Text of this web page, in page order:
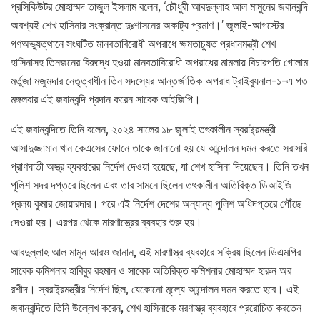
প্রসিকিউটর মোহাম্মদ তাজুল ইসলাম বলেন, ‘চৌধুরী আবদুল্লাহ আল মামুনের জবানবন্দি
অবশ্যই শেখ হাসিনার সংক্রান্ত দুঃশাসনের অকাট্য প্রমাণ।’ জুলাই-আগস্টের
গণঅভ্যুত্থানে সংঘটিত মানবতাবিরোধী অপরাধে ক্ষমতাচ্যুত প্রধানমন্ত্রী শেখ
হাসিনাসহ তিনজনের বিরুদ্ধে হওয়া মানবতাবিরোধী অপরাধের মামলায় বিচারপতি গোলাম
মর্তুজা মজুমদার নেতৃত্বাধীন তিন সদস্যের আন্তর্জাতিক অপরাধ ট্রাইব্যুনাল-১-এ গত
মঙ্গলবার এই জবানবন্দি প্রদান করেন সাবেক আইজিপি।
এই জবানবন্দিতে তিনি বলেন, ২০২৪ সালের ১৮ জুলাই তৎকালীন স্বরাষ্ট্রমন্ত্রী
আসাদুজ্জামান খান কেএসের ফোনে তাকে জানানো হয় যে আন্দোলন দমন করতে সরাসরি
প্রাণঘাতী অস্ত্র ব্যবহারের নির্দেশ দেওয়া হয়েছে, যা শেখ হাসিনা দিয়েছেন। তিনি তখন
পুলিশ সদর দপ্তরে ছিলেন এবং তার সামনে ছিলেন তৎকালীন অতিরিক্ত ডিআইজি
প্রলয় কুমার জোয়ারদার। পরে এই নির্দেশ দেশের অন্যান্য পুলিশ অধিদপ্তরে পৌঁছে
দেওয়া হয়। এরপর থেকে মারণাস্ত্রের ব্যবহার শুরু হয়।
আবদুল্লাহ আল মামুন আরও জানান, এই মারণাস্ত্র ব্যবহারে সক্রিয় ছিলেন ডিএমপির
সাবেক কমিশনার হাবিবুর রহমান ও সাবেক অতিরিক্ত কমিশনার মোহাম্মদ হারুন অর
রশীদ। স্বরাষ্ট্রমন্ত্রীর নির্দেশ ছিল, যেকোনো মূল্যে আন্দোলন দমন করতে হবে। এই
জবানবন্দিতে তিনি উল্লেখ করেন, শেখ হাসিনাকে মরণাস্ত্র ব্যবহারে প্ররোচিত করতেন